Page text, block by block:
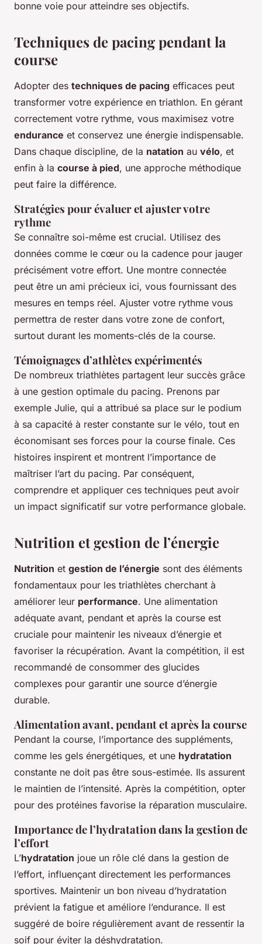
bonne voie pour atteindre ses objectifs.
Techniques de pacing pendant la
course
Adopter des techniques de pacing efficaces peut
transformer votre expérience en triathlon. En gérant
correctement votre rythme, vous maximisez votre
endurance et conservez une énergie indispensable.
Dans chaque discipline, de la natation au vélo, et
enfin à la course à pied, une approche méthodique
peut faire la différence.
Stratégies pour évaluer et ajuster votre
rythme
Se connaître soi-même est crucial. Utilisez des
données comme le cœur ou la cadence pour jauger
précisément votre effort. Une montre connectée
peut être un ami précieux ici, vous fournissant des
mesures en temps réel. Ajuster votre rythme vous
permettra de rester dans votre zone de confort,
surtout durant les moments-clés de la course.
Témoignages d’athlètes expérimentés
De nombreux triathlètes partagent leur succès grâce
à une gestion optimale du pacing. Prenons par
exemple Julie, qui a attribué sa place sur le podium
à sa capacité à rester constante sur le vélo, tout en
économisant ses forces pour la course finale. Ces
histoires inspirent et montrent l’importance de
maîtriser l’art du pacing. Par conséquent,
comprendre et appliquer ces techniques peut avoir
un impact significatif sur votre performance globale.
Nutrition et gestion de l’énergie
Nutrition et gestion de l’énergie sont des éléments
fondamentaux pour les triathlètes cherchant à
améliorer leur performance. Une alimentation
adéquate avant, pendant et après la course est
cruciale pour maintenir les niveaux d’énergie et
favoriser la récupération. Avant la compétition, il est
recommandé de consommer des glucides
complexes pour garantir une source d’énergie
durable.
Alimentation avant, pendant et après la course
Pendant la course, l’importance des suppléments,
comme les gels énergétiques, et une hydratation
constante ne doit pas être sous-estimée. Ils assurent
le maintien de l’intensité. Après la compétition, opter
pour des protéines favorise la réparation musculaire.
Importance de l’hydratation dans la gestion de
l’effort
L’hydratation joue un rôle clé dans la gestion de
l’effort, influençant directement les performances
sportives. Maintenir un bon niveau d’hydratation
prévient la fatigue et améliore l’endurance. Il est
suggéré de boire régulièrement avant de ressentir la
soif pour éviter la déshydratation.